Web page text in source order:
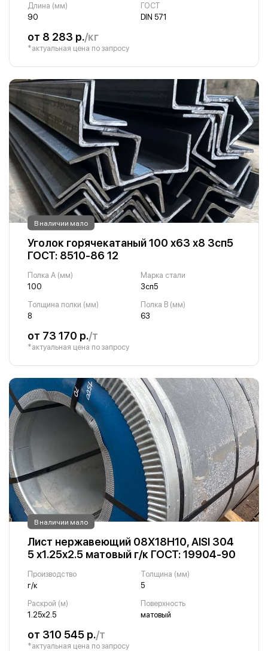
Длина (мм)
90
ГОСТ
DIN 571
от 8 283 р./кг
*актуальная цена по запросу
В наличии мало
Уголок горячекатаный 100 х63 х8 3сп5
ГОСТ: 8510-86 12
Полка A (мм)
100
Марка стали
3сп5
Толщина полки (мм)
8
Полка B (мм)
63
от 73 170 р./т
*актуальная цена по запросу
В наличии мало
Лист нержавеющий 08Х18Н10, AISI 304
5 х1.25х2.5 матовый г/к ГОСТ: 19904-90
Производство
г/к
Толщина (мм)
5
Раскрой (м)
1.25х2.5
Поверхность
матовый
от 310 545 р./т
*актуальная цена по запросу